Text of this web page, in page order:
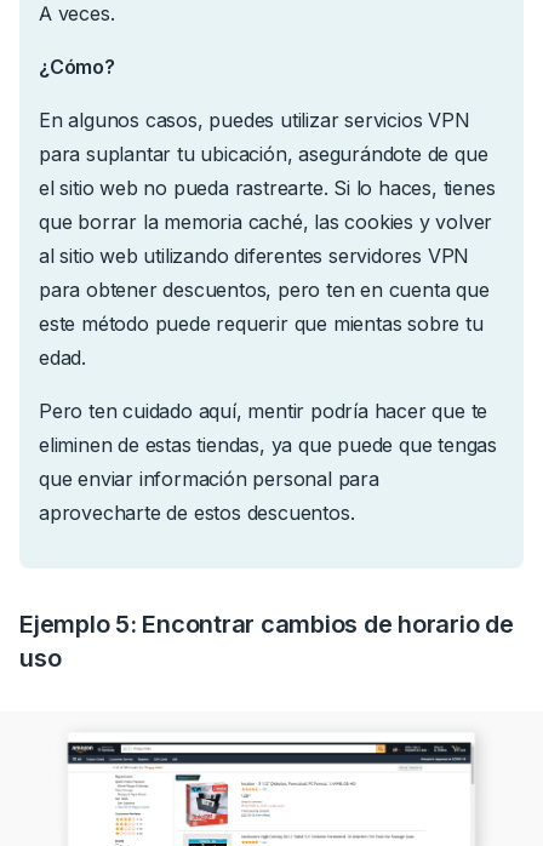
A veces.
¿Cómo?
En algunos casos, puedes utilizar servicios VPN
para suplantar tu ubicación, asegurándote de que
el sitio web no pueda rastrearte. Si lo haces, tienes
que borrar la memoria caché, las cookies y volver
al sitio web utilizando diferentes servidores VPN
para obtener descuentos, pero ten en cuenta que
este método puede requerir que mientas sobre tu
edad.
Pero ten cuidado aquí, mentir podría hacer que te
eliminen de estas tiendas, ya que puede que tengas
que enviar información personal para
aprovecharte de estos descuentos.
Ejemplo 5: Encontrar cambios de horario de
uso